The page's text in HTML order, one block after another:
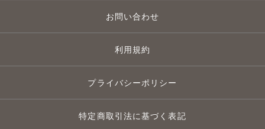
お問い合わせ
利用規約
プライバシーポリシー
特定商取引法に基づく表記